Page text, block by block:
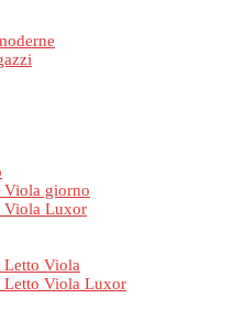
Viola giorno
Viola Luxor
Letto Viola
Letto Viola Luxor